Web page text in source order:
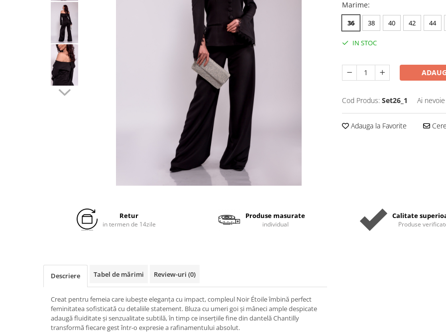
Marime:
36 38 40 42 44
IN STOC
Cod Produs: Set26_1 Ai
Adauga la Favorite
Retur
in termen de 14zile
Produse masurate
individual
Calitate
Produse
Descriere Tabel de mărimi Review-uri (0)
Creat pentru femeia care iubește eleganța cu impact, compleul Noir Étoile îmbină perfect
feminitatea sofisticată cu detaliile statement. Bluza cu umeri goi și mâneci ample despicate
adaugă fluiditate și senzualitate subtilă, în timp ce inserțiile fine din dantelă Chantilly
transformă fiecare gest într-o expresie a rafinamentului absolut.